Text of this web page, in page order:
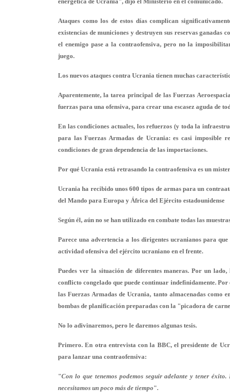
Ataques como los de estos días complican
existencias de municiones y destruyen sus reservas ganadas
el enemigo pase a la contraofensiva, pero no la
juego.
Los nuevos ataques contra Ucrania tienen muchas
Aparentemente, la tarea principal de las Fuerzas
fuerzas para una ofensiva, para crear una escasez aguda de
En las condiciones actuales, los refuerzos (y toda la
para las Fuerzas Armadas de Ucrania: es casi imposible
condiciones de gran dependencia de las importaciones.
Por qué Ucrania está retrasando la contraofensiva es un
Ucrania ha recibido unos 600 tipos de armas para un
del Mando para Europa y África del Ejército estadounidense
Según él, aún no se han utilizado en combate todas las
Parece una advertencia a los dirigentes ucranianos para
actividad ofensiva del ejército ucraniano en el frente.
Puedes ver la situación de diferentes maneras. Por un
conflicto congelado que puede continuar indefinidamente.
las Fuerzas Armadas de Ucrania, tanto almacenadas como
bombas de planificación preparadas con la "picadora de
No lo adivinaremos, pero le daremos algunas tesis.
Primero. En otra entrevista con la BBC, el presidente de
para lanzar una contraofensiva:
"Con lo que tenemos podemos seguir adelante y tener
necesitamos un poco más de tiempo".